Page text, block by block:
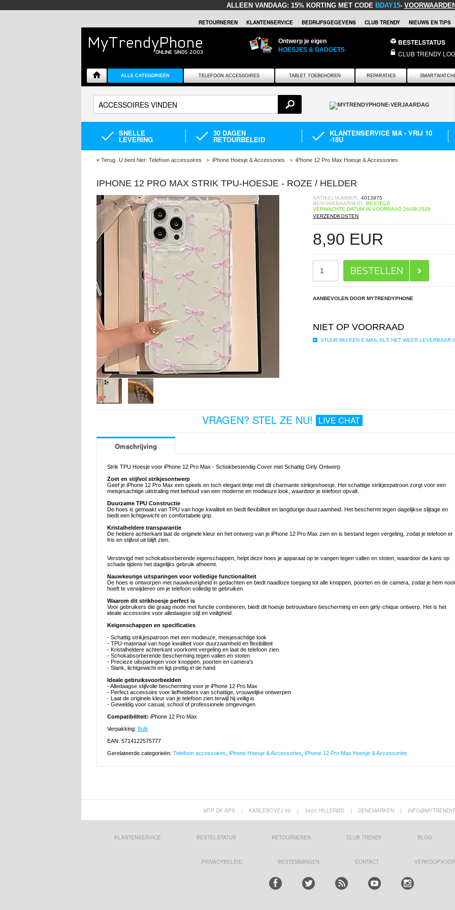
ALLEEN VANDAAG: 15% KORTING MET CODE BDAY15- VOORWAARDEN
RETOURNEREN KLANTENSERVICE BEDRIJFSGEGEVENS CLUB TRENDY NIEUWS EN TIPS
Ontwerp je eigen
HOESJES & GADGETS
BESTELSTATUS
CLUB TRENDY
ALLE CATEGORIEËN TELEFOON ACCESSOIRES TABLET TOEBEHOREN REPARATIES
SNELLE
LEVERING
30 DAGEN
RETOURBELEID
KLANTENSERVICE MA - VRIJ 10
-18U
« Terug U bent hier: Telefoon accessoires iPhone Hoesje & Accessories iPhone 12 Pro Max Hoesje & Accessories
IPHONE 12 PRO MAX STRIK TPU-HOESJE - ROZE / HELDER
ARTIKELNUMMER: 4013975
BESCHIKBAARHEID: BESTELD.
VERWACHTE DATUM IN VOORRAAD 26/08/2026
VERZENDKOSTEN
8,90 EUR
AANBEVOLEN DOOR MYTRENDYPHONE
NIET OP VOORRAAD
STUUR MIJ EEN E-MAIL ALS HET WEER LEVERBAAR
VRAGEN? STEL ZE NU! LIVE CHAT
Omschrijving
Strik TPU Hoesje voor iPhone 12 Pro Max - Schokbestendig Cover met Schattig Girly Ontwerp
Zoet en stijlvol strikjesontwerp
Geef je iPhone 12 Pro Max een speels en toch elegant tintje met dit charmante strikjeshoesje. Het schattige strikjespatroon zorgt voor een
meisjesachtige uitstraling met behoud van een moderne en modieuze look, waardoor je telefoon opvalt.
Duurzame TPU Constructie
De hoes is gemaakt van TPU van hoge kwaliteit en biedt flexibiliteit en langdurige duurzaamheid. Het beschermt tegen dagelijkse slijtage en
biedt een lichtgewicht en comfortabele grip.
Kristalheldere transparantie
De heldere achterkant laat de originele kleur en het ontwerp van je iPhone 12 Pro Max zien en is bestand tegen vergeling, zodat je telefoon er
fris en stijlvol uit blijft zien.
Verstevigd met schokabsorberende eigenschappen, helpt deze hoes je apparaat op te vangen tegen vallen en stoten, waardoor de kans op
schade tijdens het dagelijks gebruik afneemt.
Nauwkeurige uitsparingen voor volledige functionaliteit
De hoes is ontworpen met nauwkeurigheid in gedachten en biedt naadloze toegang tot alle knoppen, poorten en de camera, zodat je hem
hoeft te verwijderen om je telefoon volledig te gebruiken.
Waarom dit strikhoesje perfect is
Voor gebruikers die graag mode met functie combineren, biedt dit hoesje betrouwbare bescherming en een girly-chique ontwerp. Het is het
ideale accessoire voor alledaagse stijl en veiligheid.
Keigenschappen en specificaties
- Schattig strikjespatroon met een modieuze, meisjesachtige look
- TPU-materiaal van hoge kwaliteit voor duurzaamheid en flexibiliteit
- Kristalheldere achterkant voorkomt vergeling en laat de telefoon zien
- Schokabsorberende bescherming tegen vallen en stoten
- Precieze uitsparingen voor knoppen, poorten en camera's
- Slank, lichtgewicht en ligt prettig in de hand
Ideale gebruiksvoorbeelden
- Alledaagse stijlvolle bescherming voor je iPhone 12 Pro Max
- Perfect accessoire voor liefhebbers van schattige, vrouwelijke ontwerpen
- Laat de originele kleur van je telefoon zien terwijl hij veilig is
- Geweldig voor casual, school of professionele omgevingen
Compatibiliteit: iPhone 12 Pro Max
Verpakking: Bulk
EAN: 5714122575777
Gerelateerde categorieën: Telefoon accessoires iPhone Hoesje & Accessories iPhone 12 Pro Max Hoesje & Accessories
MTP DK APS | KARLEBOVEJ 59 | 3400 HILLERØD | DENEMARKEN |
KLANTENSERVICE BESTELSTATUS RETOURNEREN CLUB TRENDY BLOG
PRIVACYBELEID BESTEMMINGEN CONTACT